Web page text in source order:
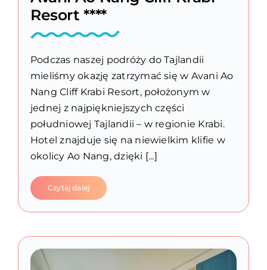
Resort ****
Podczas naszej podróży do Tajlandii
mieliśmy okazję zatrzymać się w Avani Ao
Nang Cliff Krabi Resort, położonym w
jednej z najpiękniejszych części
południowej Tajlandii – w regionie Krabi.
Hotel znajduje się na niewielkim klifie w
okolicy Ao Nang, dzięki [...]
Czytaj dalej